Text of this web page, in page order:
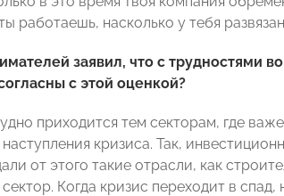
работаешь, насколько у тебя
заявил, что с трудностями
с этой оценкой?
приходится тем секторам, где
кризиса. Так,
от этого такие отрасли, как
Когда кризис переходит в спад,